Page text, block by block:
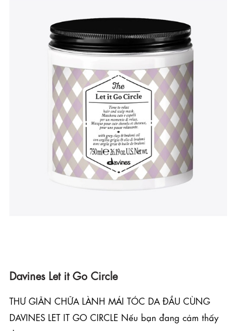
Davines Let it Go Circle
THƯ GIÃN CHỮA LÀNH MÁI TÓC DA ĐẦU CÙNG
DAVINES LET IT GO CIRCLE Nếu bạn đang cảm thấy